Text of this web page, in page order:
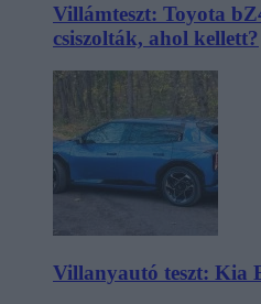
Villámteszt: Toyota
csiszolták, ahol kellett?
Villanyautó teszt: Kia